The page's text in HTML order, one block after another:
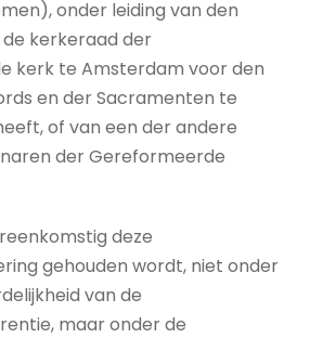
onder leiding van den
kerkeraad der
kerk te Amsterdam voor den
en der Sacramenten te
of van een der andere
der Gereformeerde
deze
gehouden wordt, niet onder
van de
maar onder de